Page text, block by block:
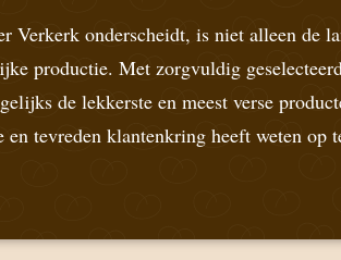
Verkerk onderscheidt, is niet alleen de
productie. Met zorgvuldig
de lekkerste en meest verse
en tevreden klantenkring heeft weten op